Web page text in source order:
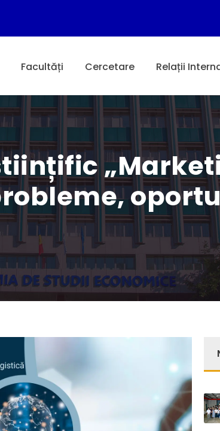
Facultăți Cercetare Relații